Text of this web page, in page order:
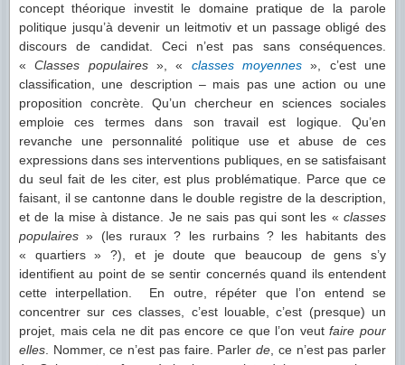
concept théorique investit le domaine pratique de la parole
politique jusqu’à devenir un leitmotiv et un passage obligé des
discours de candidat. Ceci n’est pas sans conséquences.
«Classes populaires», « classes moyennes », c’est une
classification, une description – mais pas une action ou une
proposition concrète. Qu’un chercheur en sciences sociales
emploie ces termes dans son travail est logique. Qu’en
revanche une personnalité politique use et abuse de ces
expressions dans ses interventions publiques, en se satisfaisant
du seul fait de les citer, est plus problématique. Parce que ce
faisant, il se cantonne dans le double registre de la description,
et de la mise à distance. Je ne sais pas qui sont les « classes
populaires » (les ruraux ? les rurbains ? les habitants des
« quartiers » ?), et je doute que beaucoup de gens s’y
identifient au point de se sentir concernés quand ils entendent
cette interpellation. En outre, répéter que l’on entend se
concentrer sur ces classes, c’est louable, c’est (presque) un
projet, mais cela ne dit pas encore ce que l’on veutfaire pour
elles . Nommer, ce n’est pas faire. Parlerde , ce n’est pas parler